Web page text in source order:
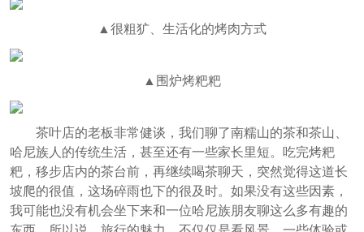
▲很粗犷、生活化的烤肉方式
▲围炉烤粑粑
茶叶店的老板非常健谈，我们聊了南糯山的茶和茶山、
哈尼族人的传统生活，甚至还有一些家长里短。吃完烤粑
粑，移步店内的茶台前，再继续喝茶聊天，突然觉得这道长
坡爬的很值，这场碎雨也下的很及时。如果没有这些因素，
我可能也没有机会坐下来和一位哈尼族朋友聊这么多有趣的